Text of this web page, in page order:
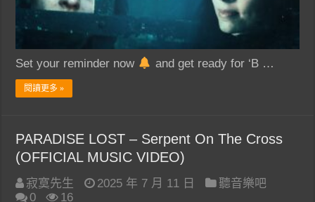
Set your reminder now and get ready for ‘B …
閱讀更多 »
PARADISE LOST – Serpent On The Cross
(OFFICIAL MUSIC VIDEO)
寂寞先生 2025 年 7 月 11 日
聽音樂吧
0
16